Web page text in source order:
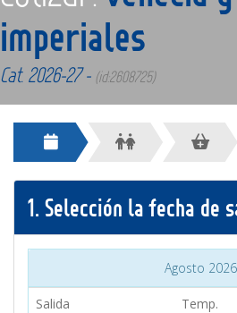
EUROPA
COMPRAR
CONTACTO
imperiales
Cat. 2026-27 - (id:2608725)
1. Selección la fecha de
Agosto 2026
Salida Temp.